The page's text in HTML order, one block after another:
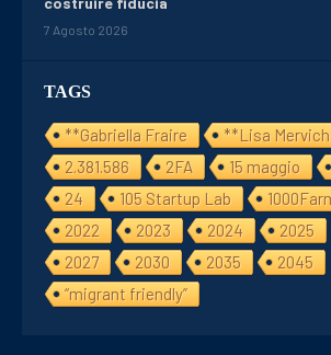
TAGS
**Gabriella Fraire **Lisa Mervich
2.381.586
2FA 15 maggio
24
105 Startup Lab
2022
2023 2024 2025
2027
2030 2035
2045
“migrant friendly”
7 Agosto 2026